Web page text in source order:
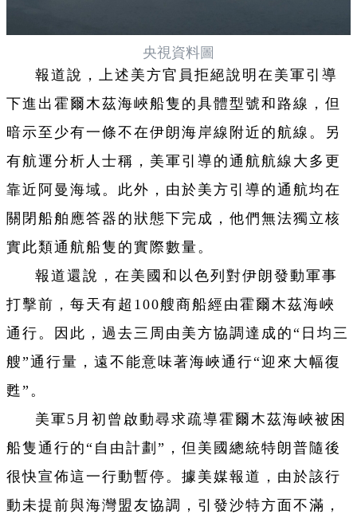
央視資料圖
報道說，上述美方官員拒絕說明在美軍引導
下進出霍爾木茲海峽船隻的具體型號和路線，但
暗示至少有一條不在伊朗海岸線附近的航線。另
有航運分析人士稱，美軍引導的通航航線大多更
靠近阿曼海域。此外，由於美方引導的通航均在
關閉船舶應答器的狀態下完成，他們無法獨立核
實此類通航船隻的實際數量。
報道還說，在美國和以色列對伊朗發動軍事
打擊前，每天有超100艘商船經由霍爾木茲海峽
通行。因此，過去三周由美方協調達成的“日均三
艘”通行量，遠不能意味著海峽通行“迎來大幅復
甦”。
美軍5月初曾啟動尋求疏導霍爾木茲海峽被困
船隻通行的“自由計劃”，但美國總統特朗普隨後
很快宣佈這一行動暫停。據美媒報道，由於該行
動未提前與海灣盟友協調，引發沙特方面不滿，